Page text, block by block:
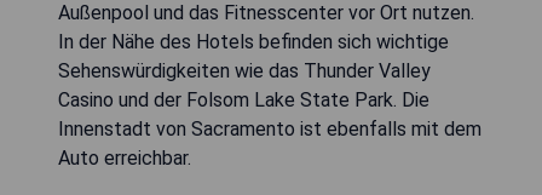
Außenpool und das Fitnesscenter vor Ort nutzen.
In der Nähe des Hotels befinden sich wichtige
Sehenswürdigkeiten wie das Thunder Valley
Casino und der Folsom Lake State Park. Die
Innenstadt von Sacramento ist ebenfalls mit dem
Auto erreichbar.